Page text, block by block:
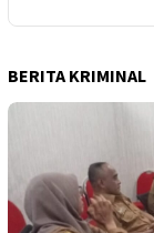
BERITA KRIMINAL